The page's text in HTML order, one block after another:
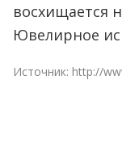
восхищается
Ювелирное
Источник: http://